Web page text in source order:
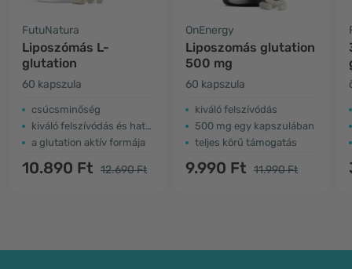
FutuNatura
Liposzómás L-
glutation
60 kapszula
csúcsminőség
kiváló felszívódás és hatékonyság
a glutation aktív formája
10.890 Ft 12.690 Ft
OnEnergy
Liposzomás glutation
500 mg
60 kapszula
kiváló felszívódás
500 mg egy kapszulában
teljes körű támogatás
9.990 Ft 11.990 Ft